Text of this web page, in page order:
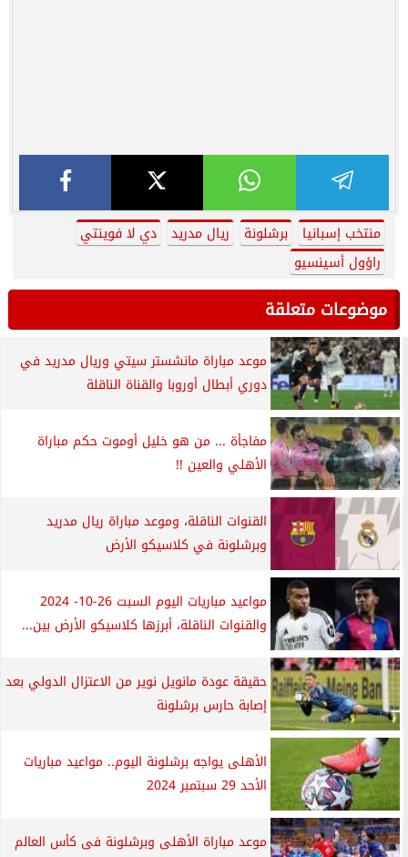
منتخب إسبانيا برشلونة ريال مدريد
دي لا فوينتي
راؤول أسينسيو
موضوعات متعلقة
موعد مباراة مانشستر سيتي وريال مدريد في
دوري أبطال أوروبا والقناة الناقلة
مفاجأة ... من هو خليل أوموت حكم مباراة
الأهلي والعين !!
القنوات الناقلة، وموعد مباراة ريال مدريد
وبرشلونة في كلاسيكو الأرض
مواعيد مباريات اليوم السبت 26-10- 2024
والقنوات الناقلة، أبرزها كلاسيكو الأرض بين...
حقيقة عودة مانويل نوير من الاعتزال الدولي بعد
إصابة حارس برشلونة
الأهلى يواجه برشلونة اليوم.. مواعيد مباريات
الأحد 29 سبتمبر 2024
موعد مباراة الأهلى وبرشلونة فى كأس العالم